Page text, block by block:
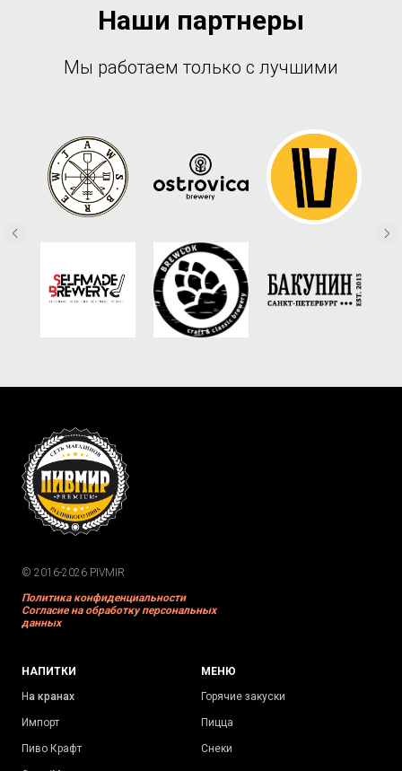
Наши партнеры
Мы работаем только с лучшими
© 2016-2026 PIVMIR
Политика конфиденциальности
Согласие на обработку персональных
данных
НАПИТКИ
На кранах
Импорт
Пиво Крафт
МЕНЮ
Горячие закуски
Пицца
Снеки